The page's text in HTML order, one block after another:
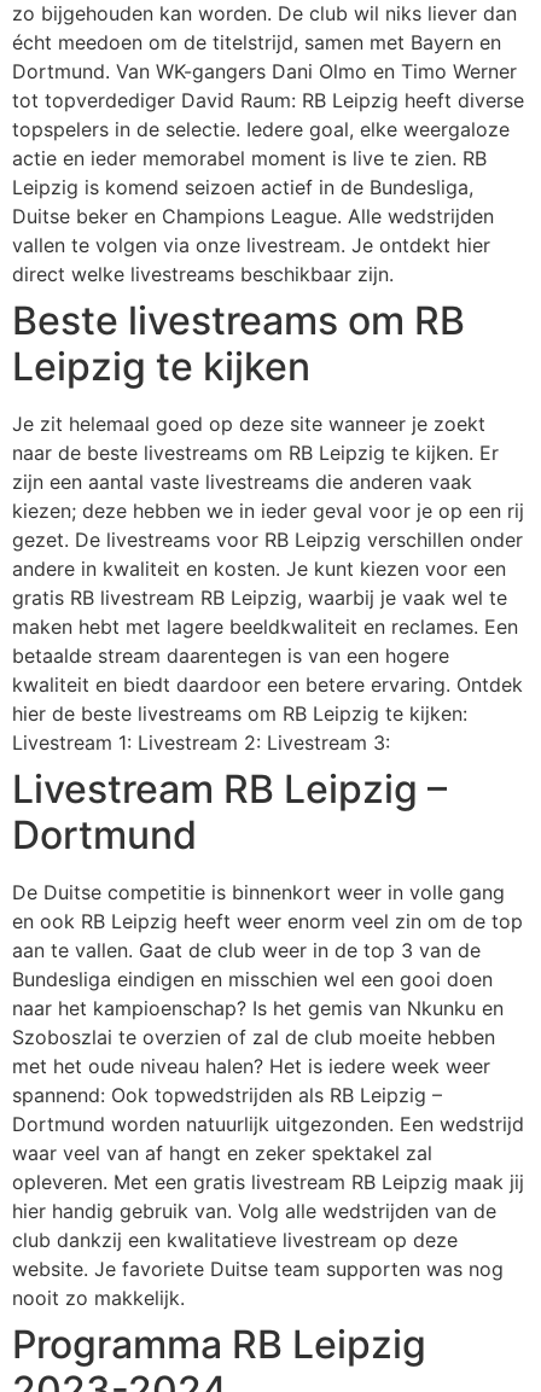
zo bijgehouden kan worden. De club wil niks liever dan
écht meedoen om de titelstrijd, samen met Bayern en
Dortmund. Van WK-gangers Dani Olmo en Timo Werner
tot topverdediger David Raum: RB Leipzig heeft diverse
topspelers in de selectie. Iedere goal, elke weergaloze
actie en ieder memorabel moment is live te zien. RB
Leipzig is komend seizoen actief in de Bundesliga,
Duitse beker en Champions League. Alle wedstrijden
vallen te volgen via onze livestream. Je ontdekt hier
direct welke livestreams beschikbaar zijn.
Beste livestreams om RB
Leipzig te kijken
Je zit helemaal goed op deze site wanneer je zoekt
naar de beste livestreams om RB Leipzig te kijken. Er
zijn een aantal vaste livestreams die anderen vaak
kiezen; deze hebben we in ieder geval voor je op een rij
gezet. De livestreams voor RB Leipzig verschillen onder
andere in kwaliteit en kosten. Je kunt kiezen voor een
gratis RB livestream RB Leipzig, waarbij je vaak wel te
maken hebt met lagere beeldkwaliteit en reclames. Een
betaalde stream daarentegen is van een hogere
kwaliteit en biedt daardoor een betere ervaring. Ontdek
hier de beste livestreams om RB Leipzig te kijken:
Livestream 1: Livestream 2: Livestream 3:
Livestream RB Leipzig –
Dortmund
De Duitse competitie is binnenkort weer in volle gang
en ook RB Leipzig heeft weer enorm veel zin om de top
aan te vallen. Gaat de club weer in de top 3 van de
Bundesliga eindigen en misschien wel een gooi doen
naar het kampioenschap? Is het gemis van Nkunku en
Szoboszlai te overzien of zal de club moeite hebben
met het oude niveau halen? Het is iedere week weer
spannend: Ook topwedstrijden als RB Leipzig –
Dortmund worden natuurlijk uitgezonden. Een wedstrijd
waar veel van af hangt en zeker spektakel zal
opleveren. Met een gratis livestream RB Leipzig maak jij
hier handig gebruik van. Volg alle wedstrijden van de
club dankzij een kwalitatieve livestream op deze
website. Je favoriete Duitse team supporten was nog
nooit zo makkelijk.
Programma RB Leipzig